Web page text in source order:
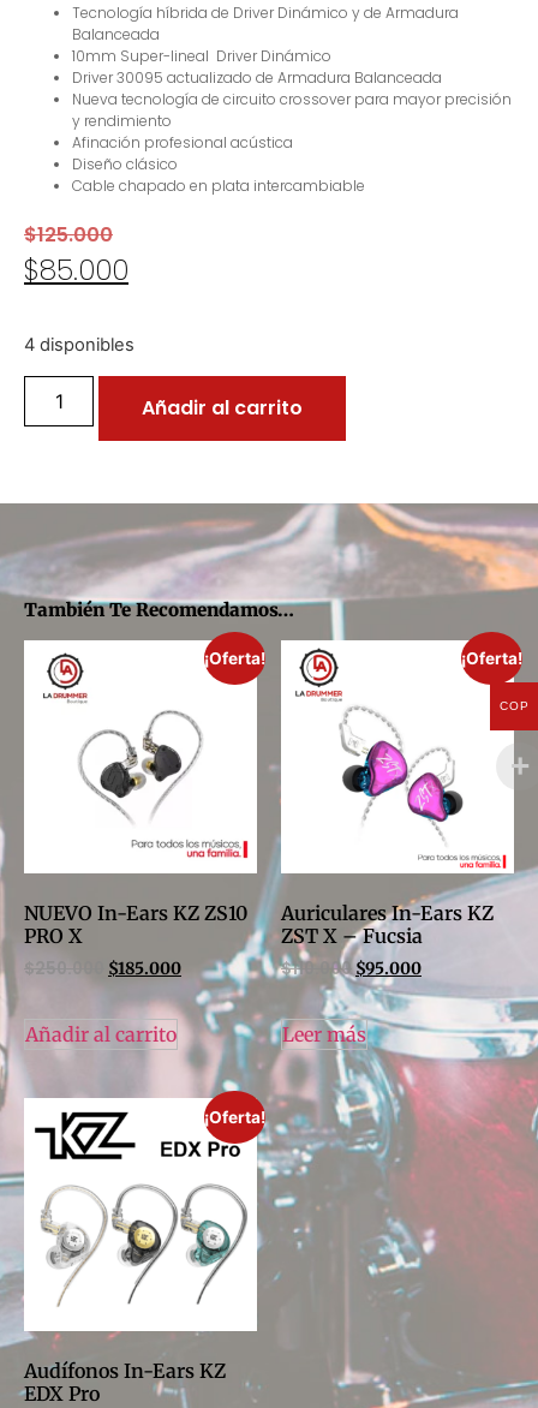
Tecnología híbrida de Driver Dinámico y de Armadura
Balanceada
10mm Super-lineal Driver Dinámico
Driver 30095 actualizado de Armadura Balanceada
Nueva tecnología de circuito crossover para mayor precisión
y rendimiento
Afinación profesional acústica
Diseño clásico
Cable chapado en plata intercambiable
$125.000
$85.000
4 disponibles
Añadir al carrito
También Te Recomendamos…
¡Oferta!
NUEVO In-Ears KZ ZS10
PRO X
$250.000 $185.000
Añadir al carrito
¡Oferta!
Auriculares In-Ears KZ
ZST X – Fucsia
$110.000 $95.000
Leer más
¡Oferta!
Audífonos In-Ears KZ
EDX Pro
COP